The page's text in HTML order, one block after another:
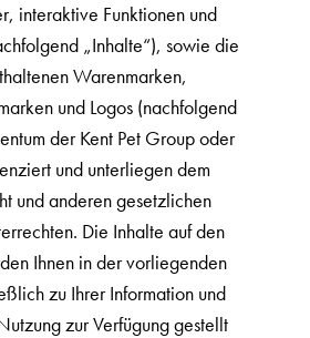
interaktive Funktionen und
„Inhalte“), sowie die
Warenmarken,
und Logos (nachfolgend
der Kent Pet Group oder
und unterliegen dem
und anderen gesetzlichen
Die Inhalte auf den
Ihnen in der vorliegenden
zu Ihrer Information und
zur Verfügung gestellt